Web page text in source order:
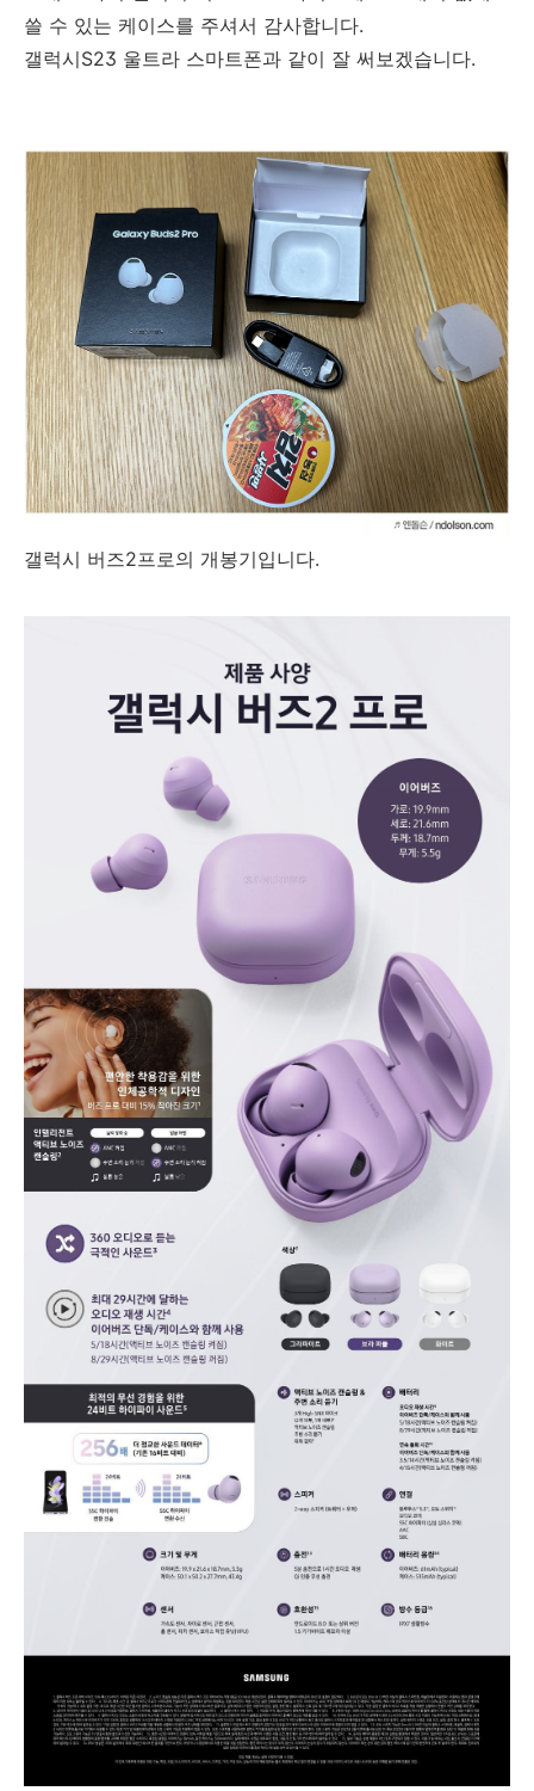
쓸 수 있는 케이스를 주셔서 감사합니다.
갤럭시S23 울트라 스마트폰과 같이 잘 써보겠습니다.
갤럭시 버즈2프로의 개봉기입니다.